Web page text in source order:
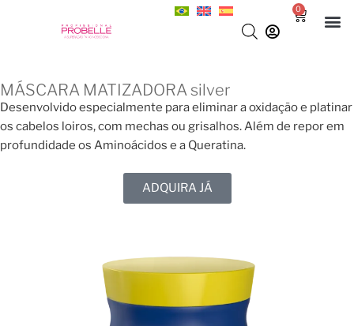
0
MÁSCARA MATIZADORA silver
Desenvolvido especialmente para eliminar a oxidação e platinar
os cabelos loiros, com mechas ou grisalhos. Além de repor em
profundidade os Aminoácidos e a Queratina.
ADQUIRA JÁ